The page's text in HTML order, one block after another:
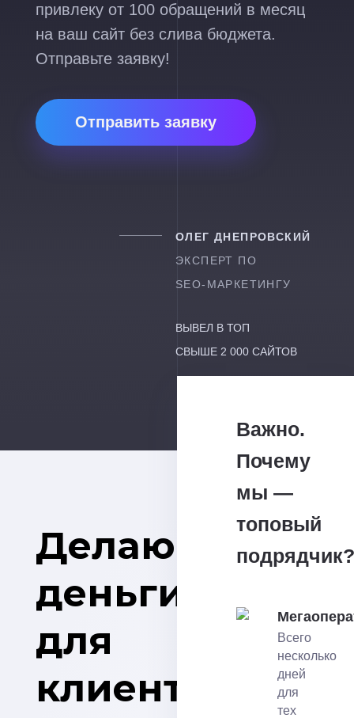
привлеку от 100 обращений в месяц
на ваш сайт без слива бюджета.
Отправьте заявку!
Отправить заявку
ОЛЕГ ДНЕПРОВСКИЙ
ЭКСПЕРТ ПО
SEO-МАРКЕТИНГУ
ВЫВЕЛ В ТОП
СВЫШЕ 2 000 САЙТОВ
Делаю
деньги
для
клиентов
Важно.
Почему
мы —
топовый
подрядчик?
Всего
несколько
дней
для
тех